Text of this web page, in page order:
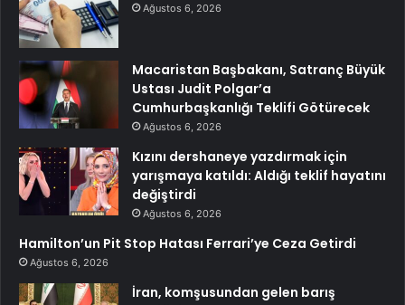
Ağustos 6, 2026
Macaristan Başbakanı, Satranç Büyük
Ustası Judit Polgar’a
Cumhurbaşkanlığı Teklifi Götürecek
Ağustos 6, 2026
Kızını dershaneye yazdırmak için
yarışmaya katıldı: Aldığı teklif hayatını
değiştirdi
Ağustos 6, 2026
Hamilton’un Pit Stop Hatası Ferrari’ye Ceza Getirdi
Ağustos 6, 2026
İran, komşusundan gelen barış